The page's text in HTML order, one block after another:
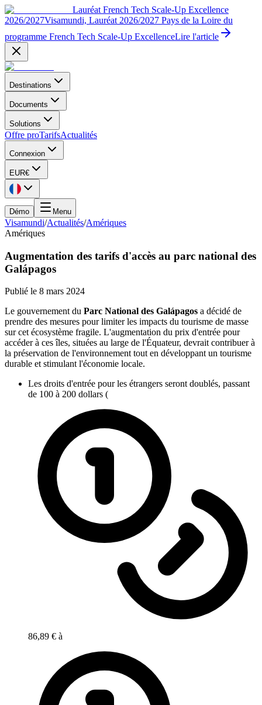
Lauréat French Tech Scale-Up Excellence
2026/2027Visamundi, Lauréat 2026/2027 Pays de la Loire du
programme French Tech Scale-Up ExcellenceLire l'article
Destinations
Documents
Solutions
Offre proTarifsActualités
Connexion
EUR€
Démo Menu
Visamundi/Actualités/Amériques
Amériques
Augmentation des tarifs d'accès au parc national des
Galápagos
Publié le 8 mars 2024
Le gouvernement du Parc National des Galápagos a décidé de
prendre des mesures pour limiter les impacts du tourisme de masse
sur cet écosystème fragile. L'augmentation du prix d'entrée pour
accéder à ces îles, situées au large de l'Équateur, devrait contribuer à
la préservation de l'environnement tout en développant un tourisme
durable et stimulant l'économie locale.
Les droits d'entrée pour les étrangers seront doublés, passant
de 100 à 200 dollars (
86,89 € à